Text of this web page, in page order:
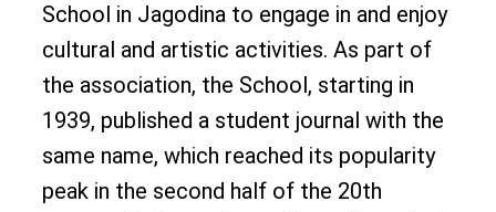
School in Jagodina to engage in and enjoy
cultural and artistic activities. As part of
the association, the School, starting in
1939, published a student journal with the
same name, which reached its popularity
peak in the second half of the 20th